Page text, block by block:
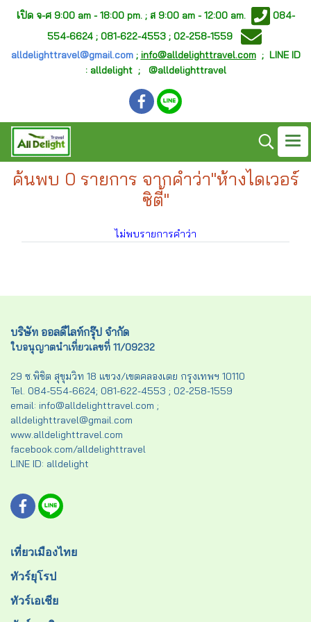
เปิด จ-ศ 9:00 am - 18:00 pm. ; ส 9:00 am - 12:00 am.
084-
554-6624 ; 081-622-4553 ; 02-258-1559
alldelighttravel@gmail.com; info@alldelighttravel.com; LINE ID
: alldelight ; @alldelighttravel
ค้นพบ 0 รายการ จากคำว่า"ห้างไดเวอร์
ซิตี้"
ไม่พบรายการคำว่า
บริษัท ออลดีไลท์กรุ๊ป จำกัด
ใบอนุญาตนำเที่ยวเลขที่ 11/09232
29 ซ.พิชิต สุขุมวิท 18 แขวง/เขตคลองเตย กรุงเทพฯ 10110
Tel. 084-554-6624; 081-622-4553 ; 02-258-1559
email: info@alldelighttravel.com ;
alldelighttravel@gmail.com
www.alldelighttravel.com
facebook.com/alldelighttravel
LINE ID: alldelight
เที่ยวเมืองไทย
ทัวร์ยุโรป
ทัวร์เอเชีย